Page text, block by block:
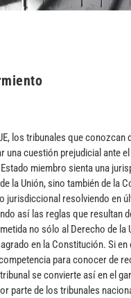
los tribunales que
una cuestión prejudicial ante
miembro sienta una
la Unión, sino también de la
jurisdiccional resolviendo en
así las reglas que resultan
no sólo al Derecho de la
en la Constitución. Si en
para conocer de
se convierte así en el
parte de los tribunales